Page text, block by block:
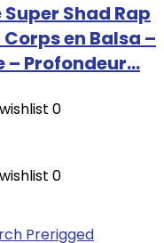
Shad Rap
en Balsa –
– Profondeur…
0
0